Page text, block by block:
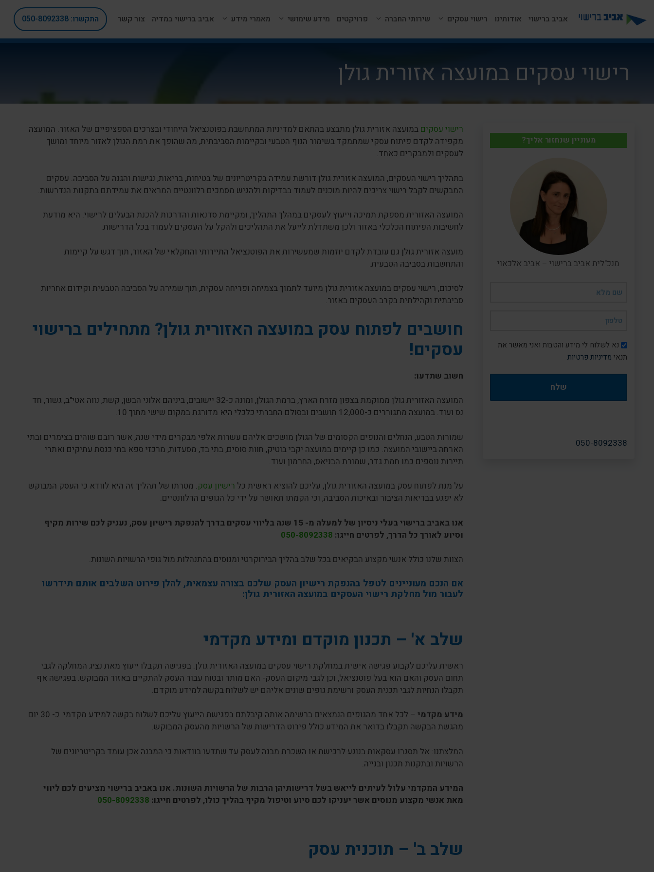
לתוכן
אביב ברישוי אודותינו רישוי עסקים שירותי החברה פרויקטים מידע שימושי מאמרי מידע אביב ברישוי במדיה צור קשר התקשרו: 050-8092338
רישוי עסקים במועצה אזורית גולן
רישוי עסקים במועצה אזורית גולן מתבצע בהתאם למדיניות המתחשבת בפוטנציאל הייחודי ובצרכים הספציפיים של האזור. המועצה
מקפידה לקדם פיתוח עסקי שמתמקד בשימור הנוף הטבעי ובקיימות הסביבתית, מה שהופך את רמת הגולן לאזור מיוחד ומושך
לעסקים ולמבקרים כאחד.
בתהליך רישוי העסקים, המועצה אזורית גולן דורשת עמידה בקריטריונים של בטיחות, בריאות, נגישות והגנה על הסביבה. עסקים
המבקשים לקבל רישוי צריכים להיות מוכנים לעמוד בבדיקות ולהגיש מסמכים רלוונטיים המראים את עמידתם בתקנות הנדרשות.
המועצה האזורית מספקת תמיכה וייעוץ לעסקים במהלך התהליך, ומקיימת סדנאות והדרכות להכנת הבעלים לרישוי. היא מודעת
לחשיבות הפיתוח הכלכלי באזור ולכן משתדלת לייעל את התהליכים ולהקל על העסקים לעמוד בכל הדרישות.
מועצה אזורית גולן גם עובדת לקדם יוזמות שמעשירות את הפוטנציאל התיירותי והחקלאי של האזור, תוך דגש על קיימות
והתחשבות בסביבה הטבעית.
לסיכום, רישוי עסקים במועצה אזורית גולן מיועד לתמוך בצמיחה ופריחה עסקית, תוך שמירה על הסביבה הטבעית וקידום אחריות
סביבתית וקהילתית בקרב העסקים באזור.
חושבים לפתוח עסקבמועצה האזורית גולן? מתחילים ברישוי
עסקים!
חשוב שתדעו:
המועצה האזורית גולן ממוקמת בצפון מזרח הארץ, ברמת הגולן, ומונה כ-32 יישובים, ביניהם אלוני הבשן, קשת, נווה אטי"ב, גשור, חד
נס ועוד. במועצה מתגוררים כ-12,000 תושבים ובסולם החברתי כלכלי היא מדורגת במקום שישי מתוך 10.
שמורות הטבע, הנחלים והנופים הקסומים של הגולן מושכים אליהם עשרות אלפי מבקרים מידי שנה, אשר רובם שוהים בצימרים ובתי
הארחה ביישובי המועצה. כמו כן קיימים במועצה יקבי בוטיק, חוות סוסים, בתי בד, מסעדות, מרכזי ספא בתי כנסת עתיקים ואתרי
תיירות נוספים כמו חמת גדר, שמורת הבניאס, החרמון ועוד.
על מנת לפתוח עסק במועצה האזורית גולן, עליכם להוציא ראשית כל רישיון עסק. מטרתו של תהליך זה היא לוודא כי העסק המבוקש
לא יפגע בבריאות הציבור ובאיכות הסביבה, וכי הקמתו תאושר על ידי כל הגופים הרלוונטיים.
אנו באביב ברישוי בעלי ניסיון של למעלה מ- 15 שנה בליווי עסקים בדרך להנפקת רישיון עסק, נעניק לכם שירות מקיף
וסיוע לאורך כל הדרך, לפרטים חייגו: 050-8092338
הצוות שלנו כולל אנשי מקצוע הבקיאים בכל שלב בהליך הבירוקרטי ומנוסים בהתנהלות מול גופי הרשויות השונות.
אם הנכם מעוניינים לטפל בהנפקת רישיון העסק שלכם בצורה עצמאית, להלן פירוט השלבים אותם תידרשו
לעבור מול מחלקת רישוי העסקים במועצה האזורית גולן:
שלב א' – תכנון מוקדם ומידע מקדמי
ראשית עליכם לקבוע פגישה אישית במחלקת רישוי עסקים במועצה האזורית גולן. בפגישה תקבלו ייעוץ מאת נציג המחלקה לגבי
תחום העסק והאם הוא בעל פוטנציאל, וכן לגבי מיקום העסק- האם מותר ובטוח עבור העסק להתקיים באזור המבוקש. בפגישה אף
תקבלו הנחיות לגבי תכנית העסק ורשימת גופים שונים אליהם יש לשלוח בקשה למידע מוקדם.
מידע מקדמי
– לכל אחד מהגופים הנמצאים ברשימה אותה קיבלתם בפגישת הייעוץ עליכם לשלוח בקשה למידע מקדמי. כ- 30 יום
מהגשת הבקשה תקבלו בדואר את המידע כולל פירוט הדרישות של הרשויות מהעסק המבוקש.
המלצתנו: אל תסגרו עסקאות בנוגע לרכישת או השכרת מבנה לעסק עד שתדעו בוודאות כי המבנה אכן עומד בקריטריונים של
הרשויות ובתקנות תכנון ובנייה.
המידע המקדמי עלול לעיתים לייאש בשל דרישותיהן הרבות של הרשויות השונות. אנו באביב ברישוי מציעים לכם ליווי
מאת אנשי מקצוע מנוסים אשר יעניקו לכם סיוע וטיפול מקיף בהליך כולו, לפרטים חייגו: 050-8092338
שלב ב' – תוכנית עסק
מעוניין שנחזור אליך?
מנכ"לית אביב ברישוי – אביב אלכאוי
דיוורנא לשלוח לי מידע והטבות ואני מאשר את
תנאי מדיניות פרטיות
050-8092338